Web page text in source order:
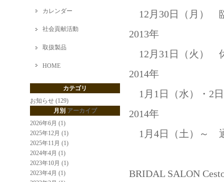
12月30日（月）
2013年
12月31日（火）
2014年
1月1日（水）・2
2014年
1月4日（土）～
BRIDAL SALON
カレンダー
社会貢献活動
取扱製品
HOME
カテゴリ
お知らせ (129)
月別 アーカイブ
2026年6月 (1)
2025年12月 (1)
2025年11月 (1)
2024年4月 (1)
2023年10月 (1)
2023年4月 (1)